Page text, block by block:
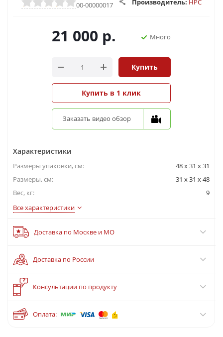
00-00000017
Производитель: HPC
21 000 р. Много
Купить
Купить в 1 клик
Заказать видео обзор
Характеристики
Размеры упаковки, cм:
48 x 31 x 31
Размеры, см:
31 x 31 x 48
Вес, кг:
9
Все характеристики
Доставка по Москве и МО
?
Консультации по продукту
Доставка по России
Оплата: